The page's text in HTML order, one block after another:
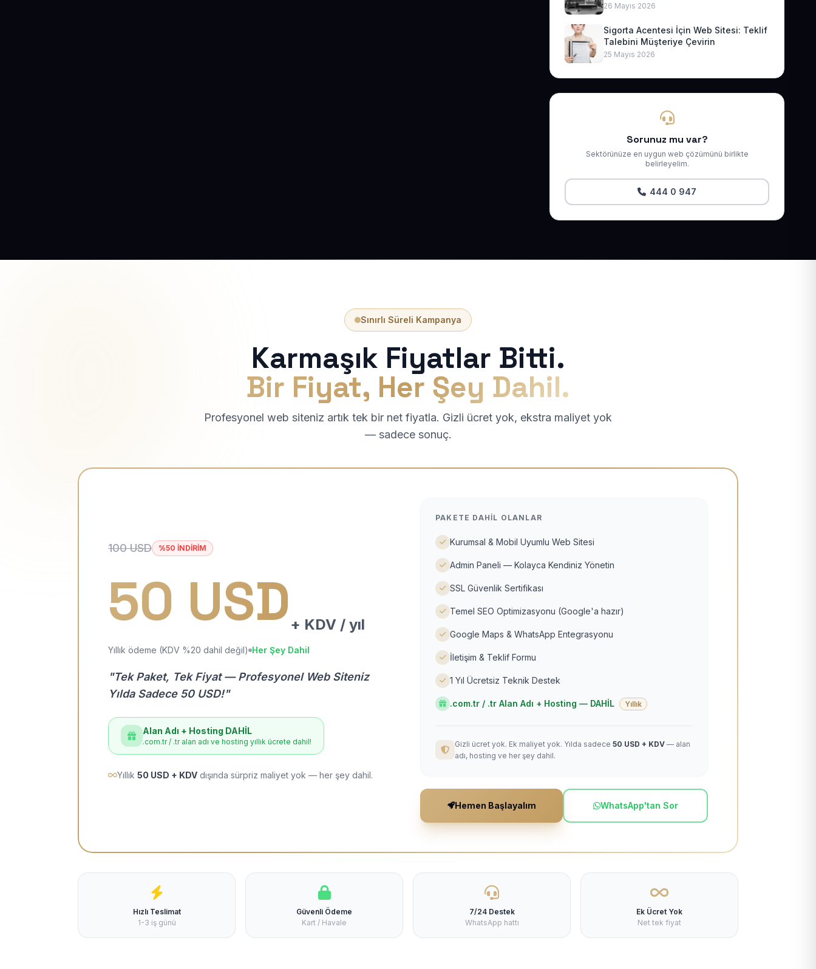
26 Mayıs 2026
Sigorta Acentesi İçin Web Sitesi: Teklif
Talebini Müşteriye Çevirin
25 Mayıs 2026
Sorunuz mu var?
Sektörünüze en uygun web çözümünü birlikte
belirleyelim.
444 0 947
Sınırlı Süreli Kampanya
Karmaşık Fiyatlar Bitti.
Bir Fiyat, Her Şey Dahil.
Profesyonel web siteniz artık tek bir net fiyatla. Gizli ücret yok, ekstra maliyet yok
— sadece sonuç.
100 USD %50 İNDİRİM
50 USD + KDV / yıl
Yıllık ödeme (KDV %20 dahil değil) Her Şey Dahil
"Tek Paket, Tek Fiyat — Profesyonel Web Siteniz
Yılda Sadece 50 USD!"
Alan Adı + Hosting DAHİL
.com.tr / .tr alan adı ve hosting yıllık ücrete dahil!
Yıllık 50 USD + KDV dışında sürpriz maliyet yok — her şey dahil.
PAKETE DAHIL OLANLAR
Kurumsal & Mobil Uyumlu Web Sitesi
Admin Paneli — Kolayca Kendiniz Yönetin
SSL Güvenlik Sertifikası
Temel SEO Optimizasyonu (Google'a hazır)
Google Maps & WhatsApp Entegrasyonu
İletişim & Teklif Formu
1 Yıl Ücretsiz Teknik Destek
.com.tr / .tr Alan Adı + Hosting — DAHİL Yıllık
Gizli ücret yok. Ek maliyet yok. Yılda sadece 50 USD + KDV — alan
adı, hosting ve her şey dahil.
Hemen Başlayalım WhatsApp'tan Sor
Hızlı Teslimat
1-3 iş günü
Güvenli Ödeme
Kart / Havale
7/24 Destek
WhatsApp hattı
Ek Ücret Yok
Net tek fiyat